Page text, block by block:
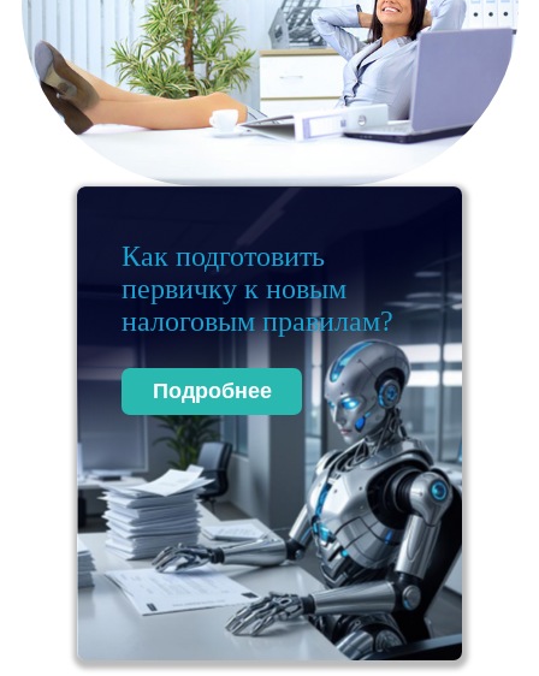
Как подготовить
первичку к новым
налоговым правилам?
Подробнее